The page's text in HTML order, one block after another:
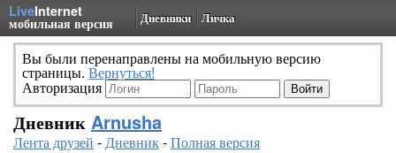
LiveInternet
мобильная версия Дневники Личка
Вы были перенаправлены на мобильную версию
страницы. Вернуться!
Авторизация
Дневник Arnusha
Лента друзей -Дневник-Полная версия